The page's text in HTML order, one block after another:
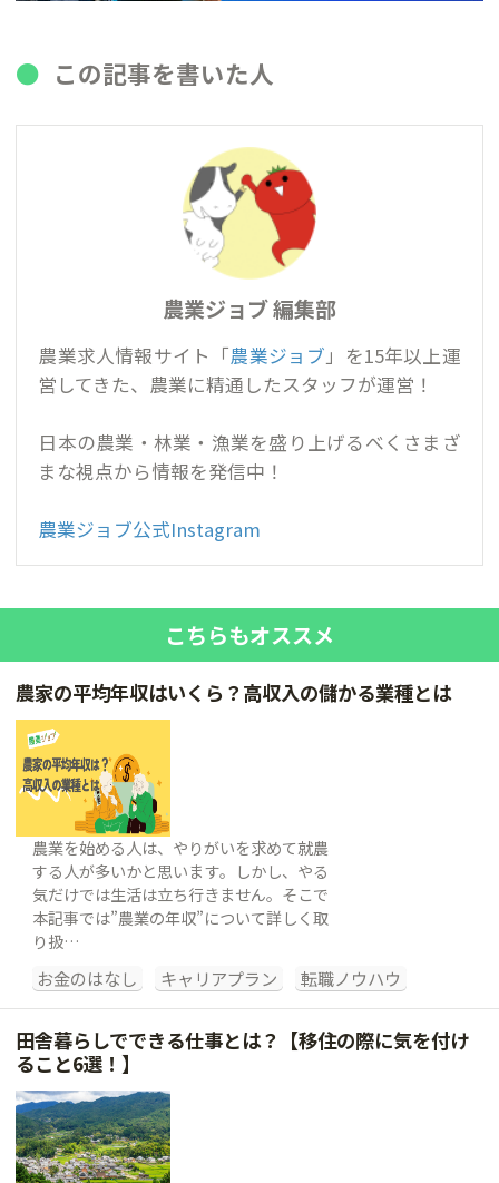
この記事を書いた人
農業ジョブ 編集部
農業求人情報サイト「農業ジョブ 」を15年以上運
営してきた、農業に精通したスタッフが運営！
日本の農業・林業・漁業を盛り上げるべくさまざ
まな視点から情報を発信中！
農業ジョブ公式Instagram
こちらもオススメ
農家の平均年収はいくら？高収入の儲かる業種とは
農業を始める人は、やりがいを求めて就農
する人が多いかと思います。しかし、やる
気だけでは生活は立ち行きません。そこで
本記事では”農業の年収”について詳しく取
り扱…
お金のはなし キャリアプラン 転職ノウハウ
田舎暮らしでできる仕事とは？【移住の際に気を付け
ること6選！】